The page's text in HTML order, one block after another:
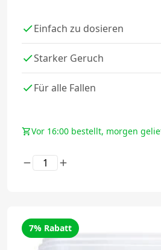
Einfach zu dosieren
Starker Geruch
Für alle Fallen
Vor 16:00 bestellt, morgen
7% Rabatt